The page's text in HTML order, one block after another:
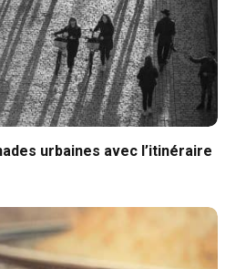
urbaines avec l’itinéraire